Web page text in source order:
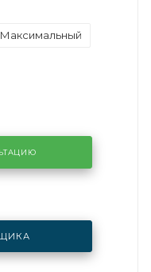
Максимальный